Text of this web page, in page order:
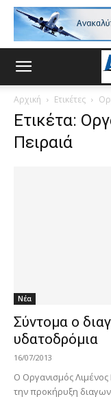
Αρχική Ετικέτες
Ετικέτα:
Πειραιά
Νέα
Σύντομα ο
υδατοδρόμια
16/07/2013
Ο Οργανισμός
την προκήρυξη